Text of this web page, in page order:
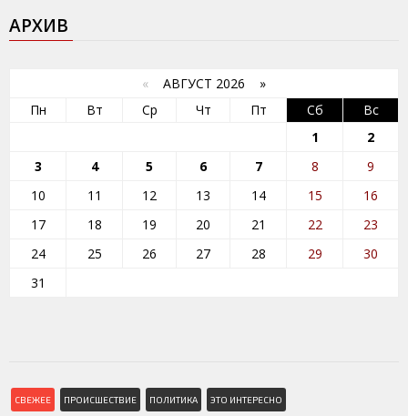
АРХИВ
« АВГУСТ 2026 »
Пн
Вт Ср Чт Пт Сб
Вс
1
2
3
4 5 6 7 8
9
10
11 12 13 14 15
16
17
18 19 20 21 22
23
24
25 26 27 28 29
30
31
СВЕЖЕЕ ПРОИСШЕСТВИЕ ПОЛИТИКА ЭТО ИНТЕРЕСНО